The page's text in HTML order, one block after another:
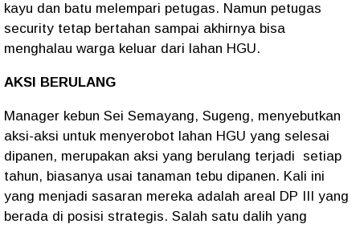
kayu dan batu melempari petugas. Namun petugas
security tetap bertahan sampai akhirnya bisa
menghalau warga keluar dari lahan HGU.
AKSI BERULANG
Manager kebun Sei Semayang, Sugeng, menyebutkan
aksi-aksi untuk menyerobot lahan HGU yang selesai
dipanen, merupakan aksi yang berulang terjadi setiap
tahun, biasanya usai tanaman tebu dipanen. Kali ini
yang menjadi sasaran mereka adalah areal DP III yang
berada di posisi strategis. Salah satu dalih yang